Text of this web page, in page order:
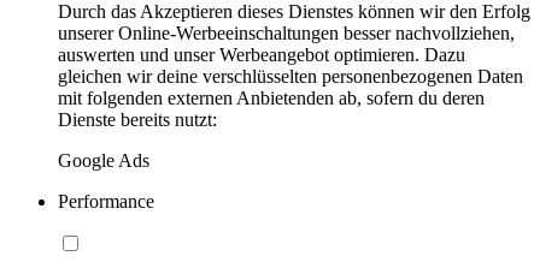
Durch das Akzeptieren dieses Dienstes können wir den Erfolg
unserer Online-Werbeeinschaltungen besser nachvollziehen,
auswerten und unser Werbeangebot optimieren. Dazu
gleichen wir deine verschlüsselten personenbezogenen Daten
mit folgenden externen Anbietenden ab, sofern du deren
Dienste bereits nutzt:
Google Ads
Performance